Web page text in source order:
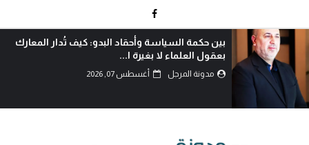
الدم هو الذي يكتب التاريخ..!
مدونة المرجل أغسطس 06, 2026